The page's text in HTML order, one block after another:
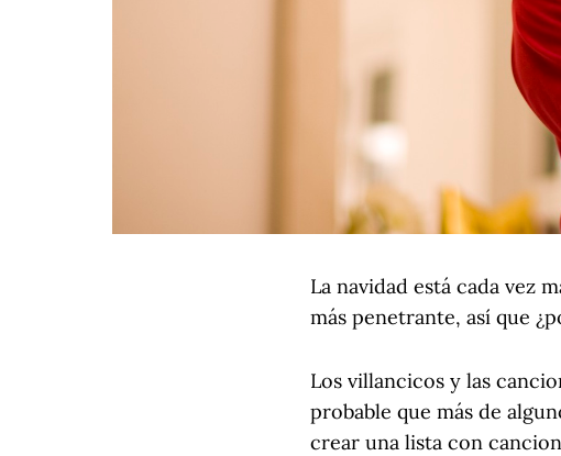
La navidad está cada vez
más penetrante, así que
Los villancicos y las
probable que más de
crear una lista con